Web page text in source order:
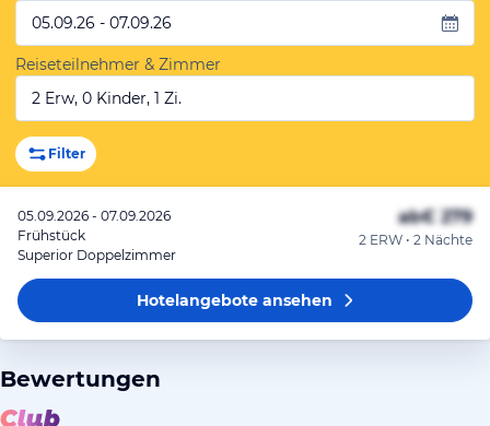
05.09.26 - 07.09.26
Reiseteilnehmer & Zimmer
2 Erw, 0 Kinder, 1 Zi.
Filter
05.09.2026 - 07.09.2026
Frühstück
Superior Doppelzimmer
ab€ 279
2 ERW • 2 Nächte
Hotelangeboteansehen
Bewertungen